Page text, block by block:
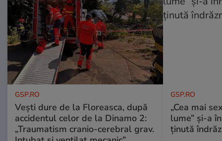
GSP.RO
Vești dure de la Floreasca, după
accidentul celor de la Dinamo 2:
„Traumatism cranio-cerebral grav.
GSP.RO
„Cea mai
lume” și-a
ținută